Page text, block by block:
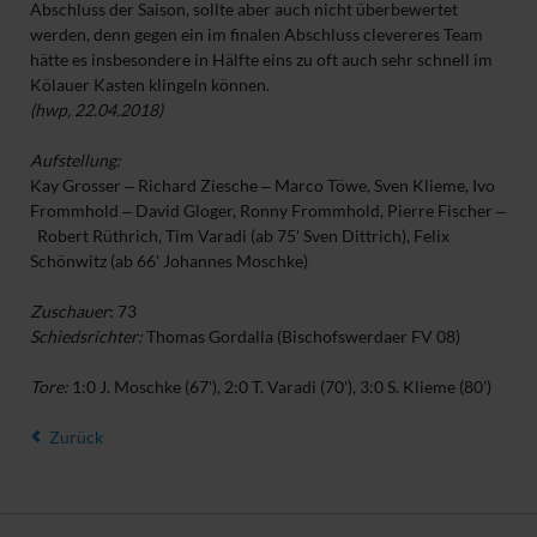
Abschluss der Saison, sollte aber auch nicht überbewertet
werden, denn gegen ein im finalen Abschluss clevereres Team
hätte es insbesondere in Hälfte eins zu oft auch sehr schnell im
Kölauer Kasten klingeln können.
(hwp, 22.04.2018)
Aufstellung:
Kay Grosser ‒ Richard Ziesche ‒ Marco Töwe, Sven Klieme, Ivo
Frommhold ‒ David Gloger, Ronny Frommhold, Pierre Fischer ‒
Robert Rüthrich, Tim Varadi (ab 75' Sven Dittrich), Felix
Schönwitz (ab 66' Johannes Moschke)
Zuschauer: 73
Schiedsrichter:Thomas Gordalla (Bischofswerdaer FV 08)
Tore:1:0 J. Moschke (67'), 2:0 T. Varadi (70'), 3:0 S. Klieme (80')
Zurück